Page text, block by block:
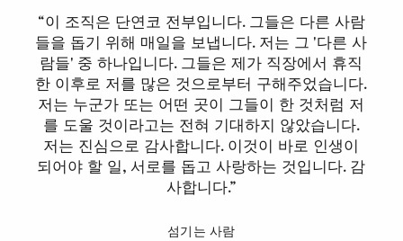
“이 조직은 단연코 전부입니다. 그들은 다른 사람
들을 돕기 위해 매일을 보냅니다. 저는 그 '다른 사
람들' 중 하나입니다. 그들은 제가 직장에서 휴직
한 이후로 저를 많은 것으로부터 구해주었습니다.
저는 누군가 또는 어떤 곳이 그들이 한 것처럼 저
를 도울 것이라고는 전혀 기대하지 않았습니다.
저는 진심으로 감사합니다. 이것이 바로 인생이
되어야 할 일, 서로를 돕고 사랑하는 것입니다. 감
사합니다.”
섬기는 사람